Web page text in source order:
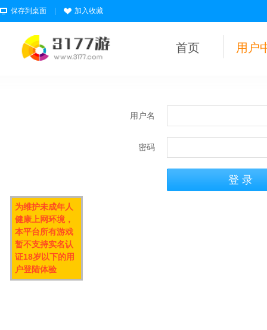
保存到桌面 加入收藏
首页 用户
用户名
密码
为维护未成年人
健康上网环境，
本平台所有游戏
暂不支持实名认
证18岁以下的用
户登陆体验